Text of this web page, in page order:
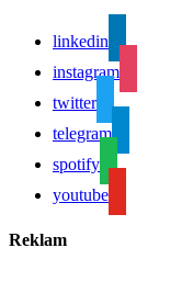
linkedin
instagram
twitter
telegram
spotify
youtube
Reklam